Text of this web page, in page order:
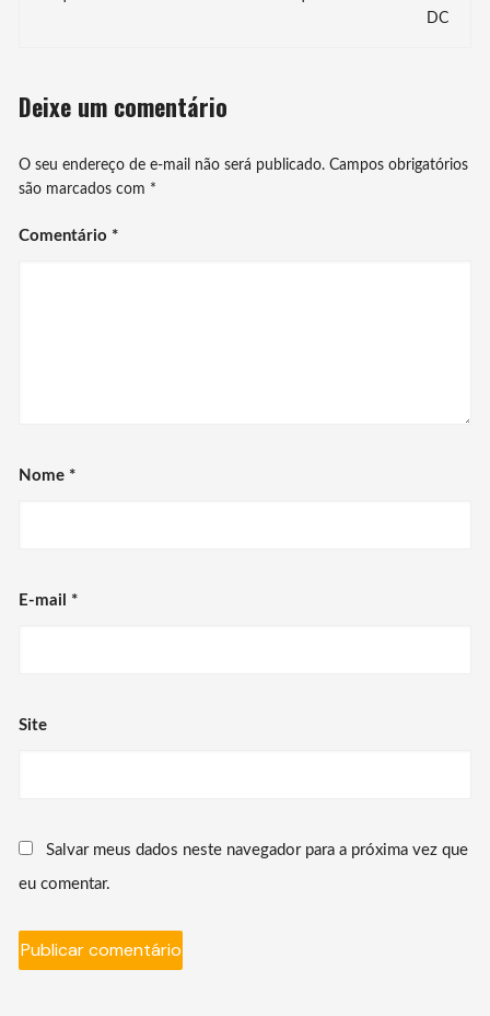
DC
Deixe um comentário
O seu endereço de e-mail não será publicado. Campos obrigatórios
são marcados com *
Comentário *
Nome *
E-mail *
Site
Salvar meus dados neste navegador para a próxima vez que
eu comentar.